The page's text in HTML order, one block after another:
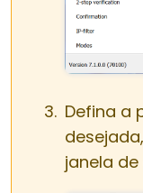
Defina a
janela